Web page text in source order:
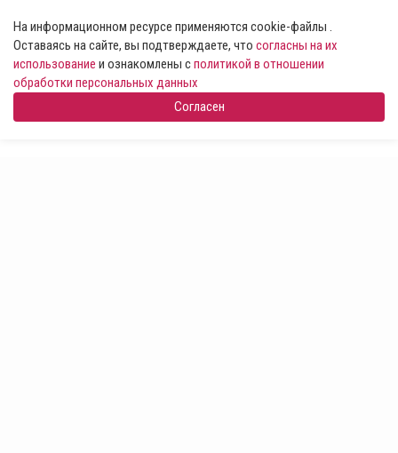
На информационном ресурсе применяются cookie-файлы .
Оставаясь на сайте, вы подтверждаете, что согласны на их
использование и ознакомлены сполитикой в отношении
обработки персональных данных
Согласен